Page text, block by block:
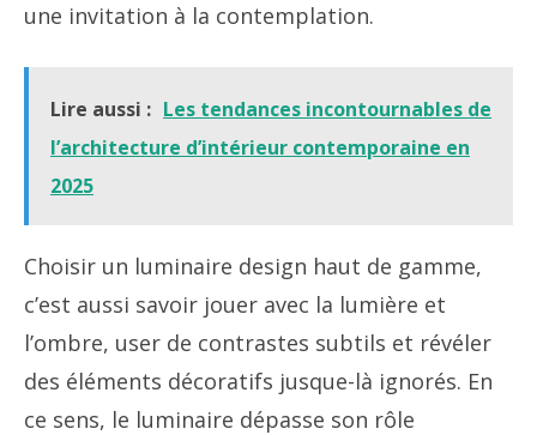
une invitation à la contemplation.
Lire aussi : Les tendances incontournables de
l’architecture d’intérieur contemporaine en
2025
Choisir un luminaire design haut de gamme,
c’est aussi savoir jouer avec la lumière et
l’ombre, user de contrastes subtils et révéler
des éléments décoratifs jusque-là ignorés. En
ce sens, le luminaire dépasse son rôle